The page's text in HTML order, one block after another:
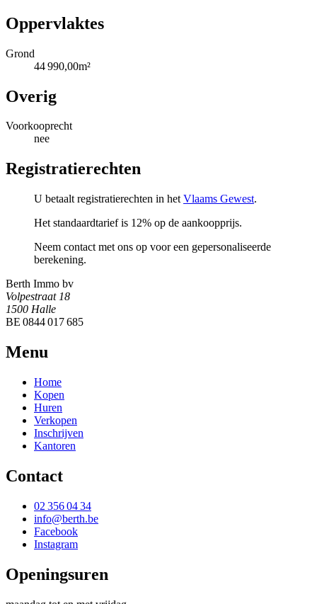
Oppervlaktes
Grond
44 990,00m²
Overig
Voorkooprecht
nee
Registratierechten
U betaalt registratierechten in het Vlaams Gewest.
Het standaardtarief is 12% op de aankoopprijs.
Neem contact met ons op voor een gepersonaliseerde
berekening.
Berth Immo bv
Volpestraat 18
1500 Halle
BE 0844 017 685
Menu
Home
Kopen
Huren
Verkopen
Inschrijven
Kantoren
Contact
02 356 04 34
info@berth.be
Facebook
Instagram
Openingsuren